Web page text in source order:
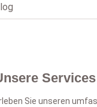
Sie unseren